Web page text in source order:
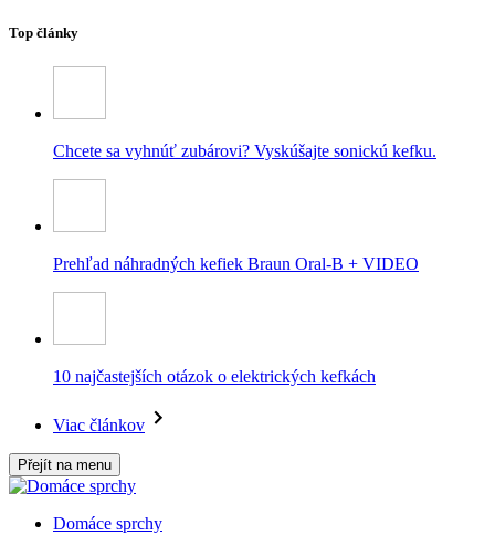
Top články
Chcete sa vyhnúť zubárovi? Vyskúšajte sonickú kefku.
Prehľad náhradných kefiek Braun Oral-B + VIDEO
10 najčastejších otázok o elektrických kefkách
Viac článkov
Přejít na menu
Domáce sprchy